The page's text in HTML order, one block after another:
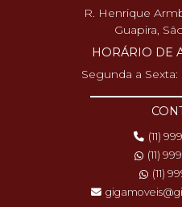
R. Henrique
Guapira,
HORÁRIO DE
Segunda a
(11)
(11)
(11)